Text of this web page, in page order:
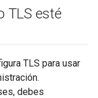
TLS esté
TLS para usar
debes